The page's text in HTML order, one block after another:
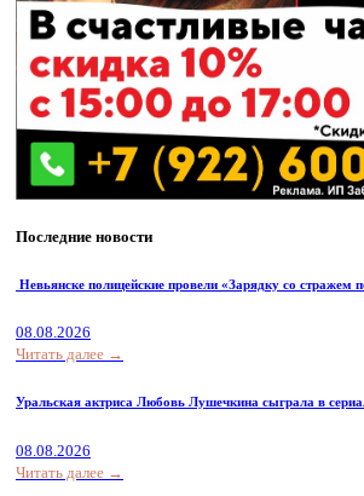
Последние новости
Невьянске полицейские провели «Зарядку со стражем
08.08.2026
Читать далее →
Уральская актриса Любовь Лушечкина сыграла в
08.08.2026
Читать далее →